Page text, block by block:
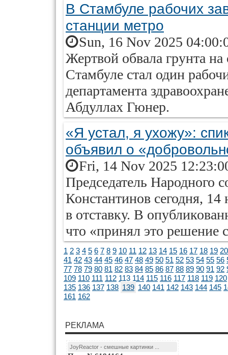
В Стамбуле рабочих
станции метро
Sun, 16 Nov 2025
Жертвой обвала грунта
Стамбуле стал один
департамента
Абдуллах Гюнер.
«Я устал, я ухожу»:
объявил о
Fri, 14 Nov 2025
Председатель Народного
Константинов сегодня, 14
в отставку. В
что «принял это решение
1 2 3 4 5 6 7 8 9 10 11 12 13 14 15 16 17 18 19 20
41 42 43 44 45 46 47 48 49 50 51 52 53 54 55 56
77 78 79 80 81 82 83 84 85 86 87 88 89 90 91 92
109 110 111 112 113 114 115 116 117 118 119 120
135 136 137 138 139 140 141 142 143 144 145
161 162
РЕКЛАМА
JoyReactor - смешные картинки ...